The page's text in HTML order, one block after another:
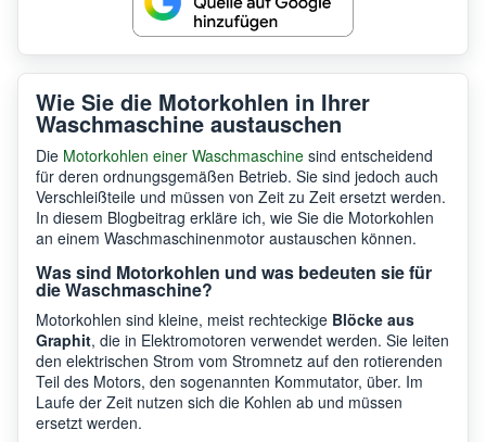
Wie Sie die Motorkohlen in Ihrer
Waschmaschine austauschen
Die Motorkohlen einer Waschmaschine sind entscheidend
für deren ordnungsgemäßen Betrieb. Sie sind jedoch auch
Verschleißteile und müssen von Zeit zu Zeit ersetzt werden.
In diesem Blogbeitrag erkläre ich, wie Sie die Motorkohlen
an einem Waschmaschinenmotor austauschen können.
Was sind Motorkohlen und was bedeuten sie für
die Waschmaschine?
Motorkohlen sind kleine, meist rechteckige Blöcke aus
Graphit, die in Elektromotoren verwendet werden. Sie leiten
den elektrischen Strom vom Stromnetz auf den rotierenden
Teil des Motors, den sogenannten Kommutator, über. Im
Laufe der Zeit nutzen sich die Kohlen ab und müssen
ersetzt werden.